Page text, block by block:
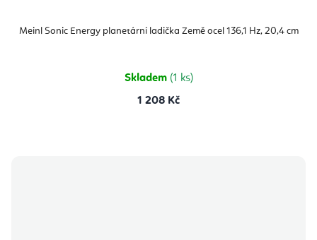
Meinl Sonic Energy planetární ladička Země ocel 136,1 Hz, 20,4 cm
Skladem (1 ks)
1 208 Kč